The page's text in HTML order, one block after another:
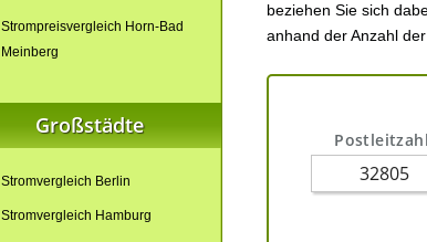
beziehen Sie sich
anhand der Anzahl
Strompreisvergleich Horn-Bad
Meinberg
Großstädte
Stromvergleich Berlin
Stromvergleich Hamburg